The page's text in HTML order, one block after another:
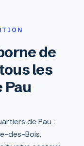
de
les
de Pau :
des-Bois,